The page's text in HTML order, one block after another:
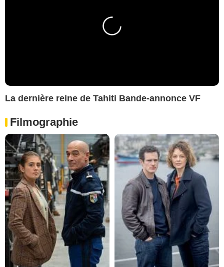
La dernière reine de Tahiti Bande-annonce VF
Filmographie